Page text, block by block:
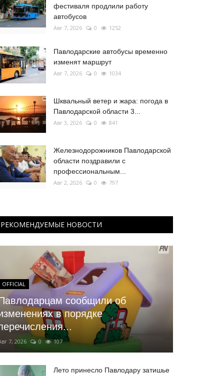
фестиваля продлили работу
автобусов
Авг 7, 2026 0 1252
Павлодарские автобусы временно
изменят маршрут
Авг 7, 2026 0 1034
Шквальный ветер и жара: погода в
Павлодарской области 3...
Авг 3, 2026 0 841
Железнодорожников Павлодарской
области поздравили с
профессиональным...
Авг 2, 2026 0 797
РЕКОМЕНДУЕМЫЕ НОВОСТИ
OFFICIAL
сообщили об
в порядке
7, 2026 0 107
Лето принесло Павлодару затишье